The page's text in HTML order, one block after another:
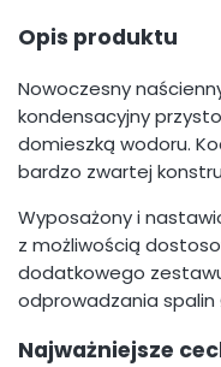
Opis produktu
Nowoczesny
kondensacyjny
domieszką wodoru.
bardzo zwartej
Wyposażony i
z możliwością
dodatkowego
odprowadzania spalin
Najważniejsze